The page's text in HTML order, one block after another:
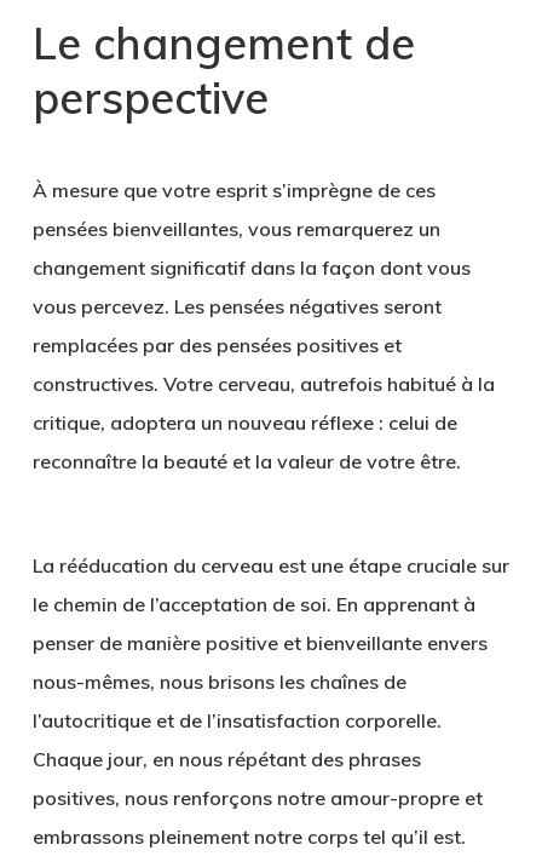
Le changement de
perspective
À mesure que votre esprit s’imprègne de ces
pensées bienveillantes, vous remarquerez un
changement significatif dans la façon dont vous
vous percevez. Les pensées négatives seront
remplacées par des pensées positives et
constructives. Votre cerveau, autrefois habitué à la
critique, adoptera un nouveau réflexe : celui de
reconnaître la beauté et la valeur de votre être.
La rééducation du cerveau est une étape cruciale sur
le chemin de l’acceptation de soi. En apprenant à
penser de manière positive et bienveillante envers
nous-mêmes, nous brisons les chaînes de
l’autocritique et de l’insatisfaction corporelle.
Chaque jour, en nous répétant des phrases
positives, nous renforçons notre amour-propre et
embrassons pleinement notre corps tel qu’il est.